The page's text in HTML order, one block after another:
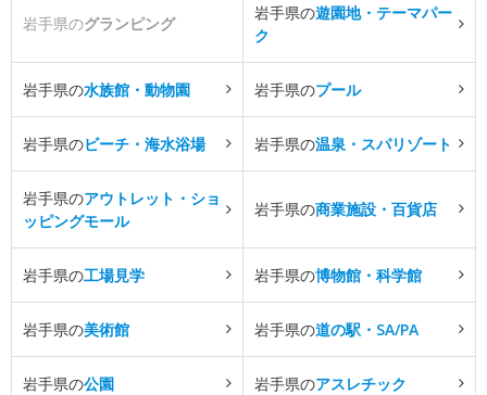
岩手県のグランピング
岩手県の遊園地・テーマパー
ク
岩手県の水族館・動物園 岩手県のプール
岩手県のビーチ・海水浴場 岩手県の温泉・スパリゾート
岩手県のアウトレット・ショ
ッピングモール
岩手県の商業施設・百貨店
岩手県の工場見学 岩手県の博物館・科学館
岩手県の美術館 岩手県の道の駅・SA/PA
岩手県の公園 岩手県のアスレチック